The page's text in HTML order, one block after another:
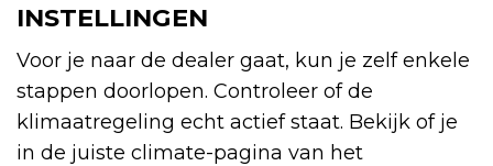
INSTELLINGEN
Voor je naar de dealer gaat, kun je zelf enkele
stappen doorlopen. Controleer of de
klimaatregeling echt actief staat. Bekijk of je
in de juiste climate-pagina van het